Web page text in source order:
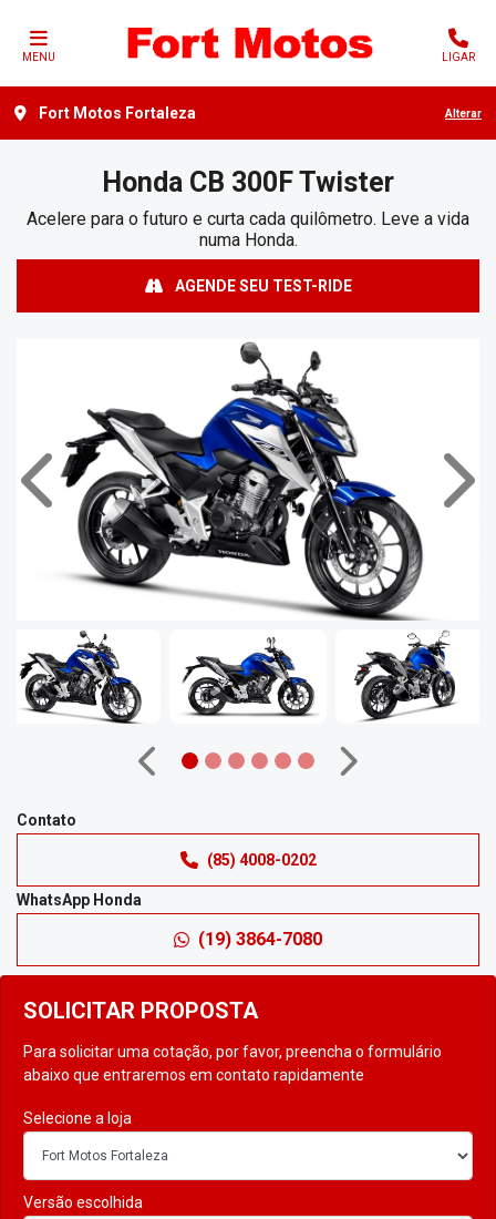
MENU LIGAR
Fort Motos Fortaleza Alterar
Honda CB 300F Twister
Acelere para o futuro e curta cada quilômetro. Leve a vida
numa Honda.
AGENDE SEU TEST-RIDE
SOLICITAR PROPOSTA
Para solicitar uma cotação, por favor, preencha o formulário
abaixo que entraremos em contato rapidamente
Selecione a loja
Versão escolhida
Anterior
Anterior Próximo
Contato
(85) 4008-0202
WhatsApp Honda
(19) 3864-7080